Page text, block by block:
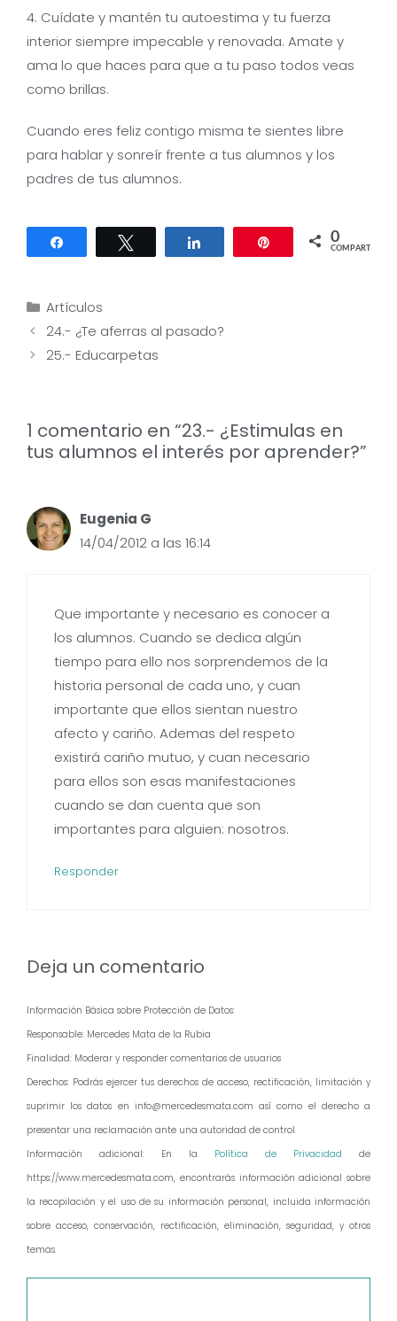
4. Cuídate y mantén tu autoestima y tu fuerza
interior siempre impecable y renovada. Amate y
ama lo que haces para que a tu paso todos veas
como brillas.
Cuando eres feliz contigo misma te sientes libre
para hablar y sonreír frente a tus alumnos y los
padres de tus alumnos.
Compartir Twittear Compartir 0
COMPARTIR
Categorías
Artículos
Navegación
de
entradas
24.- ¿Te aferras al pasado?
25.- Educarpetas
1 comentario en “23.- ¿Estimulas en
tus alumnos el interés por aprender?”
Eugenia G
14/04/2012 a las 16:14
Que importante y necesario es conocer a
los alumnos. Cuando se dedica algún
tiempo para ello nos sorprendemos de la
historia personal de cada uno, y cuan
importante que ellos sientan nuestro
afecto y cariño. Ademas del respeto
existirá cariño mutuo, y cuan necesario
para ellos son esas manifestaciones
cuando se dan cuenta que son
importantes para alguien: nosotros.
Responder
Deja un comentario
Información Básica sobre Protección de Datos:
Responsable: Mercedes Mata de la Rubia
Finalidad: Moderar y responder comentarios de usuarios
Derechos: Podrás ejercer tus derechos de acceso, rectificación, limitación y
suprimir los datos en info@mercedesmata.com así como el derecho a
presentar una reclamación ante una autoridad de control.
Información adicional: En la Política de Privacidad de
https://www.mercedesmata.com, encontrarás información adicional sobre
la recopilación y el uso de su información personal, incluida información
sobre acceso, conservación, rectificación, eliminación, seguridad, y otros
temas.